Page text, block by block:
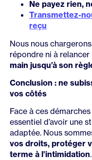
Ne payez rien,
Transmettez-
reçu
Nous nous
répondre ni à relancer
main jusqu’à son
Conclusion : ne
vos côtés
Face à ces
essentiel d’avoir une
adaptée. Nous
vos droits, protéger
terme à l’intimidation.